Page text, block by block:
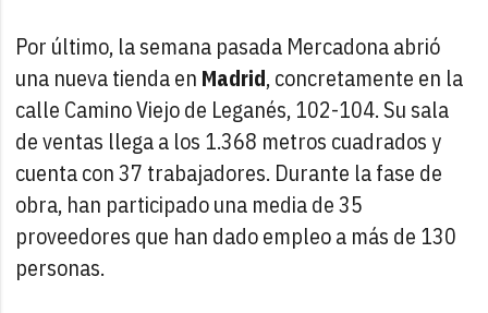
Por último, la semana pasada Mercadona abrió
una nueva tienda en Madrid, concretamente en la
calle Camino Viejo de Leganés, 102-104. Su sala
de ventas llega a los 1.368 metros cuadrados y
cuenta con 37 trabajadores. Durante la fase de
obra, han participado una media de 35
proveedores que han dado empleo a más de 130
personas.